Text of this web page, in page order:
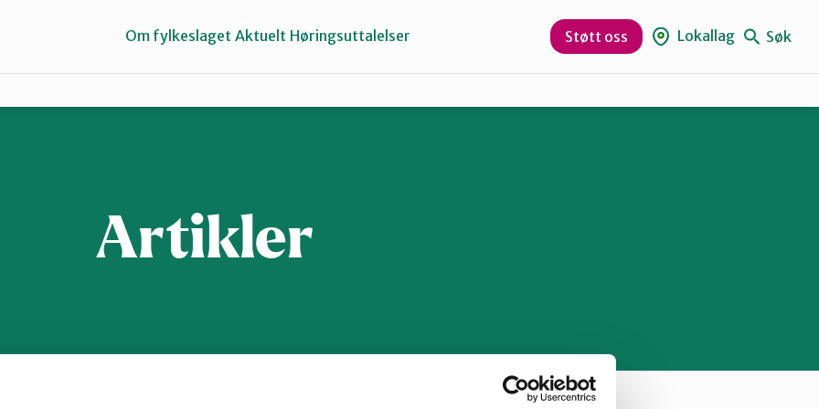
Sarpsborg
Om fylkeslaget Aktuelt Høringsuttalelser Støtt oss Lokallag Søk
Artikler